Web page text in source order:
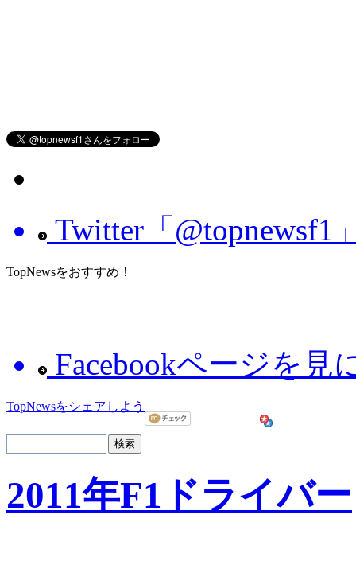
Twitter「@topnewsf1
TopNewsをおすすめ！
Facebookページを見
TopNewsをシェアしよう
2011年F1ドライバー